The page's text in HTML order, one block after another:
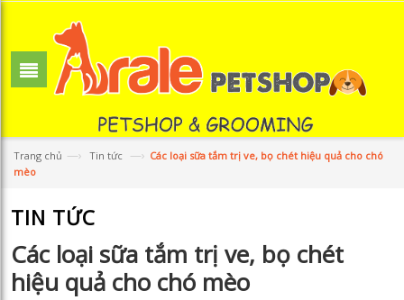
Trang chủ —› Tin tức —› Các loại sữa tắm trị ve, bọ chét hiệu quả cho chó
mèo
TIN TỨC
Các loại sữa tắm trị ve, bọ chét
hiệu quả cho chó mèo